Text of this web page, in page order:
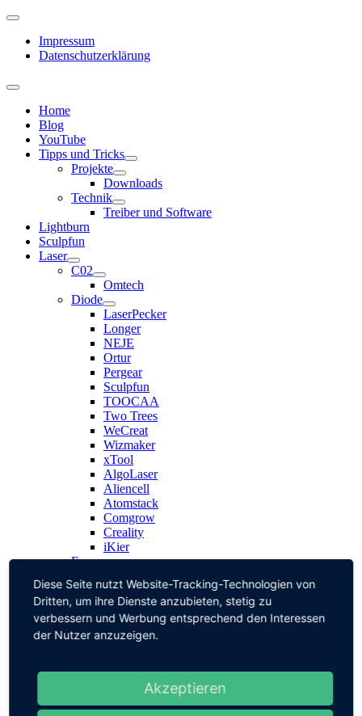
Impressum
Datenschutzerklärung
Home
Blog
YouTube
Tipps und Tricks
Projekte
Downloads
Technik
Treiber und Software
Lightburn
Sculpfun
Laser
C02
Omtech
Diode
LaserPecker
Longer
NEJE
Ortur
Pergear
Sculpfun
TOOCAA
Two Trees
WeCreat
Wizmaker
xTool
AlgoLaser
Aliencell
Atomstack
Comgrow
Creality
iKier
Faser
Monport
UV
ComMarker
Sculpfun
Lasergalerie
Diese Seite nutzt Website-Tracking-Technologien von
Dritten, um ihre Dienste anzubieten, stetig zu
verbessern und Werbung entsprechend den Interessen
der Nutzer anzuzeigen.
Akzeptieren